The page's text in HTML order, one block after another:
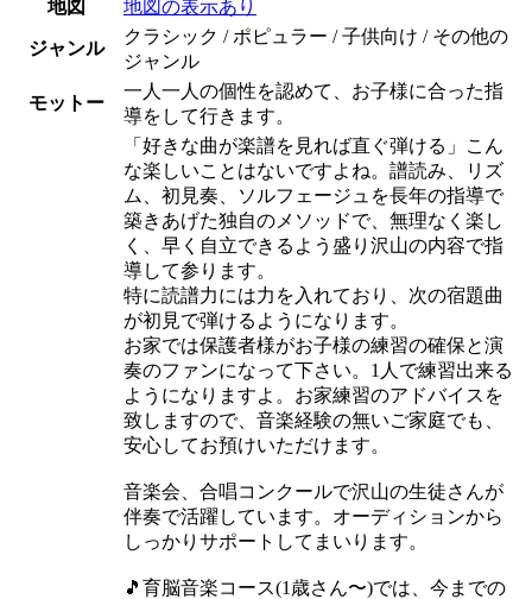
地図
地図の表示あり
ジャンル
クラシック / ポピュラー / 子供向け / その他の
ジャンル
モットー
一人一人の個性を認めて、お子様に合った指
導をして行きます。
「好きな曲が楽譜を見れば直ぐ弾ける」こん
な楽しいことはないですよね。譜読み、リズ
ム、初見奏、ソルフェージュを長年の指導で
築きあげた独自のメソッドで、無理なく楽し
く、早く自立できるよう盛り沢山の内容で指
導して参ります。
特に読譜力には力を入れており、次の宿題曲
が初見で弾けるようになります。
お家では保護者様がお子様の練習の確保と演
奏のファンになって下さい。1人で練習出来る
ようになりますよ。お家練習のアドバイスを
致しますので、音楽経験の無いご家庭でも、
安心してお預けいただけます。
音楽会、合唱コンクールで沢山の生徒さんが
伴奏で活躍しています。オーディションから
しっかりサポートしてまいります。
🎵育脳音楽コース(1歳さん〜)では、今までの